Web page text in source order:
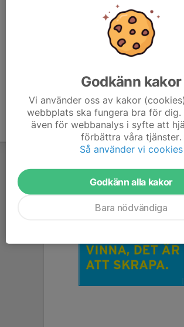
Godkänn kakor
Vi använder oss av kakor
webbplats ska fungera bra för dig.
även för webbanalys i syfte att
förbättra våra tjänster.
Så använder vi cookies
Godkänn alla kakor
Bara nödvändiga